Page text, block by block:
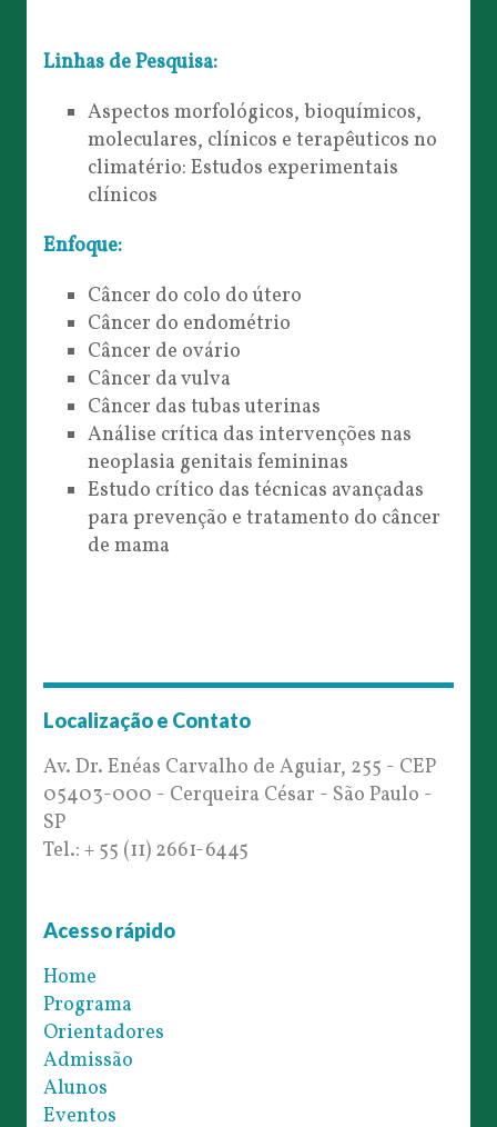
Linhas de Pesquisa:
Aspectos morfológicos, bioquímicos,
moleculares, clínicos e terapêuticos no
climatério: Estudos experimentais
clínicos
Enfoque:
Câncer do colo do útero
Câncer do endométrio
Câncer de ovário
Câncer da vulva
Câncer das tubas uterinas
Análise crítica das intervenções nas
neoplasia genitais femininas
Estudo crítico das técnicas avançadas
para prevenção e tratamento do câncer
de mama
Localização e Contato
Av. Dr. Enéas Carvalho de Aguiar, 255 - CEP
05403-000 - Cerqueira César - São Paulo -
SP
Tel.: + 55 (11) 2661-6445
Acesso rápido
Home
Programa
Orientadores
Admissão
Alunos
Eventos